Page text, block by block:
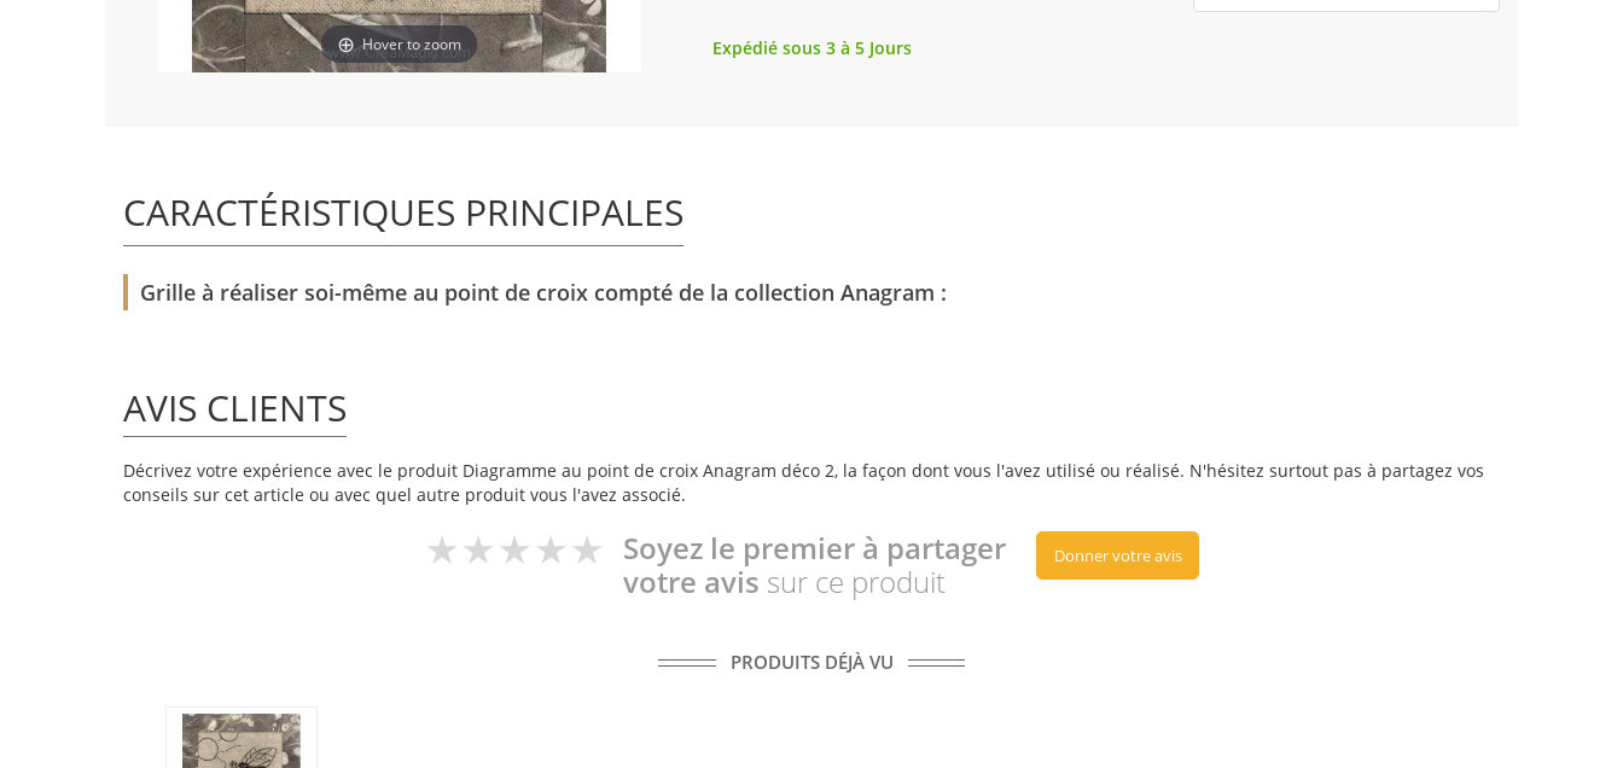
Hover to zoom Expédié sous 3 à 5 Jours
CARACTÉRISTIQUES PRINCIPALES
Grille à réaliser soi-même au point de croix compté de la collection Anagram :
AVIS CLIENTS
Décrivez votre expérience avec le produit Diagramme au point de croix Anagram déco 2, la façon dont vous l'avez utilisé ou réalisé. N'hésitez surtout pas à partagez vos
conseils sur cet article ou avec quel autre produit vous l'avez associé.
Soyez le premier à partager
votre avis sur ce produit
Donner votre avis
PRODUITS DÉJÀ VU